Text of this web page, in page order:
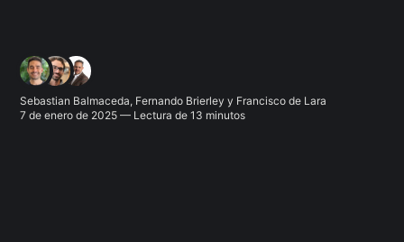
Sebastian Balmaceda, Fernando Brierley y Francisco de Lara
7 de enero de 2025 — Lectura de 13 minutos